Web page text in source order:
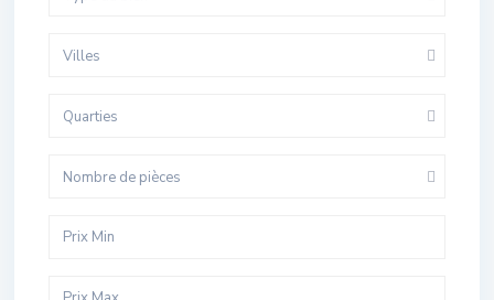
Villes
Quarties
Nombre de pièces